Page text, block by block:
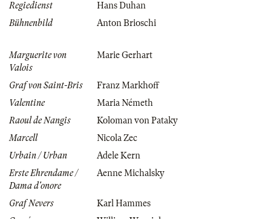
Regiedienst
Hans Duhan
Bühnenbild
Anton Brioschi
Marguerite von
Valois
Marie Gerhart
Graf von Saint-Bris
Franz Markhoff
Valentine
Maria Németh
Raoul de Nangis
Koloman von Pataky
Marcell
Nicola Zec
Urbain / Urban
Adele Kern
Erste Ehrendame /
Dama d'onore
Aenne Michalsky
Graf Nevers
Karl Hammes